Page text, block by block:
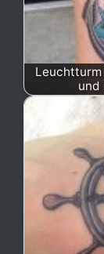
und